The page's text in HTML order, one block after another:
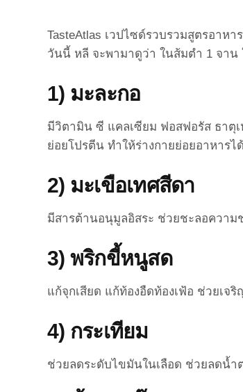
TasteAtlas เวปไซด์รวบรวมสูตรอา
วันนี้ หลี จะพามาดูว่า ในส้มตำ 1 จาน
1) มะละกอ
มีวิตามิน ซี แคลเซียม ฟอสฟอรัส ธาตุเ
ย่อยโปรตีน ทำให้ร่างกายย่อยอาหาร
2) มะเขือเทศสีดา
มีสารต้านอนุมูลอิสระ ช่วยชะลอความ
3) พริกขี้หนูสด
แก้จุกเสียด แก้ท้องอืดท้องเฟ้อ ช่วยเจ
4) กระเทียม
ช่วยลดระดับไขมันในเลือด ช่วยลดน้